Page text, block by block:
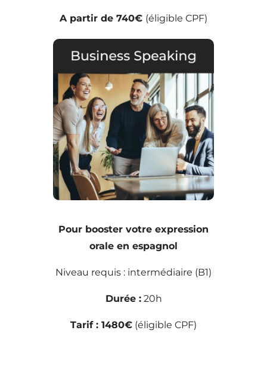
A partir de 740€ (éligible CPF)
Pour booster votre expression
orale en espagnol
Niveau requis : intermédiaire (B1)
Durée :20h
Tarif : 1480€ (éligible CPF)